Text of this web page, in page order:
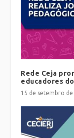
Rede Ceja
educadores
15 de setembro de